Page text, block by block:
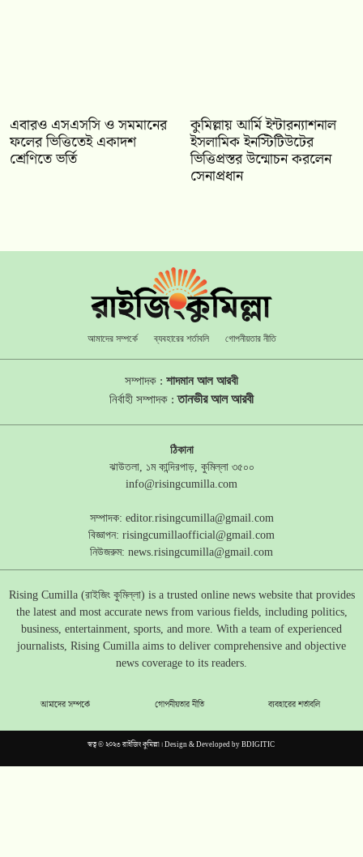
‎এবারও এসএসসি ও সমমানের
ফলের ভিত্তিতেই একাদশ
শ্রেণিতে ভর্তি
কুমিল্লায় আর্মি ইন্টারন্যাশনাল
ইসলামিক ইনস্টিটিউটের
ভিত্তিপ্রস্তর উন্মোচন করলেন
সেনাপ্রধান
আমাদের সম্পর্কে ব্যবহারের শর্তাবলি গোপনীয়তার নীতি
সম্পাদক : শাদমান আল আরবী
নির্বাহী সম্পাদক :তানভীর আল আরবী
ঠিকানা
ঝাউতলা, ১ম কান্দিরপাড়, কুমিল্লা ৩৫০০
info@risingcumilla.com
সম্পাদক: editor.risingcumilla@gmail.com
বিজ্ঞাপন: risingcumillaofficial@gmail.com
নিউজরুম: news.risingcumilla@gmail.com
Rising Cumilla (রাইজিং কুমিল্লা) is a trusted online news website that provides
the latest and most accurate news from various fields, including politics,
business, entertainment, sports, and more. With a team of experienced
journalists, Rising Cumilla aims to deliver comprehensive and objective
news coverage to its readers.
আমাদের সম্পর্কে গোপনীয়তার নীতি ব্যবহারের শর্তাবলি
স্বত্ব © ২০২৩ রাইজিং কুমিল্লা। Design & Developed byBDIGITIC